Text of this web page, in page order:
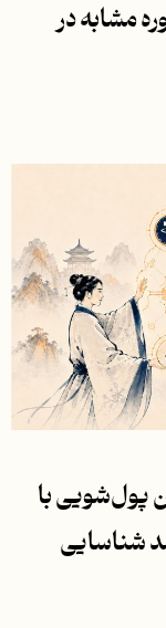
دی ۶.۴ برابر دوره مشابه در
پول‌شویی با
دقت نزدیک به ۹۰ درصد شناسایی